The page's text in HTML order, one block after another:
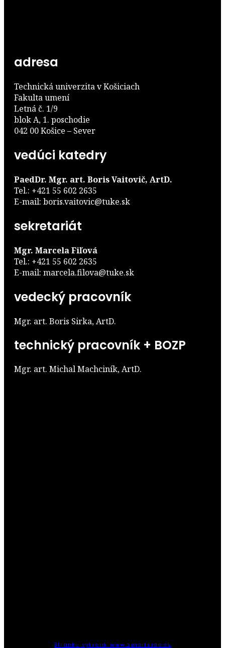
adresa
Technická univerzita v Košiciach
Fakulta umení
Letná č. 1/9
blok A, 1. poschodie
042 00 Košice – Sever
vedúci katedry
PaedDr. Mgr. art. Boris Vaitovič, ArtD.
Tel.: +421 55 602 2635
E-mail: boris.vaitovic@tuke.sk
sekretariát
Mgr. Marcela Fiľová
Tel.: +421 55 602 2635
E-mail: marcela.filova@tuke.sk
vedecký pracovník
Mgr. art. Boris Sirka, ArtD.
technický pracovník + BOZP
Mgr. art. Michal Machciník, ArtD.
Stránku vytvoril: www.smartside.sk